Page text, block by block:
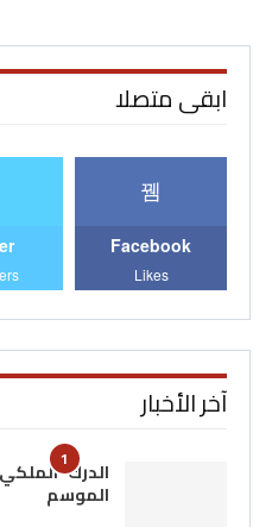
ابقى متصلا
Facebook
Likes
آخر الأخبار
1الدرك
الموسم